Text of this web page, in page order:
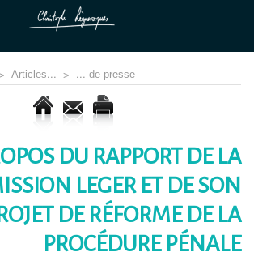
Articles... > ... de presse
DU RAPPORT DE LA
LEGER ET DE SON
DE RÉFORME DE LA
PROCÉDURE PÉNALE